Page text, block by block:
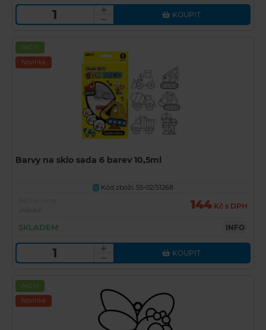
KOUPIT
Akční
Novinka
Barvy na sklo sada 6 barev 10,5ml
U
Kód zboží: 55-02/51268
144 Kč s DPH
SKLADEM INFO
KOUPIT
Akční
Novinka